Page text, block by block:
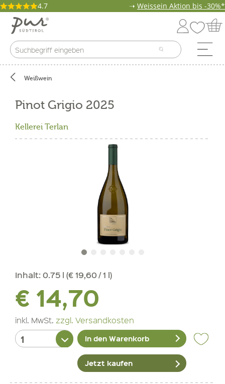
4.7 ➝ Weissein Aktion bis -30%*
Weißwein
Pinot Grigio 2025
Kellerei Terlan
Inhalt: 0.75 l (€ 19,60 / 1 l)
€ 14,70
inkl. MwSt. zzgl. Versandkosten
In den Warenkorb
Jetzt kaufen